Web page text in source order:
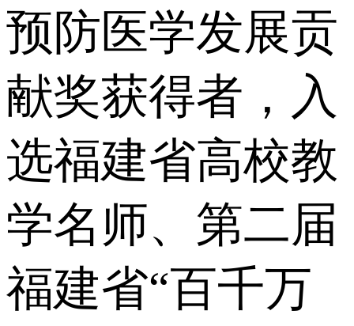
预防医学发展贡
献奖获得者，入
选福建省高校教
学名师、第二届
福建省“百千万